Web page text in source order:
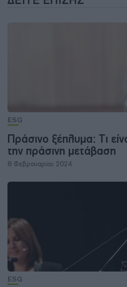
ESG
Πράσινο ξέπλυμα: Τι
την πράσινη μετάβαση
8 Φεβρουαρίου 2024
ESG